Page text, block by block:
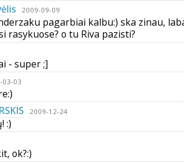
2009-09-09
pagarbiai kalbu:) ska zinau,
rasykuose? o tu Riva pazisti?
- super ;]
03-03
2009-12-24
:)
ok?:)